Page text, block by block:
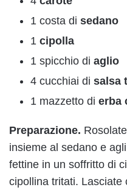
1 costa di sedano
1 cipolla
1 spicchio di aglio
4 cucchiai di salsa
1 mazzetto di erba
Preparazione.
insieme al sedano e
fettine in un soffritto di
cipollina tritati. Lasciate